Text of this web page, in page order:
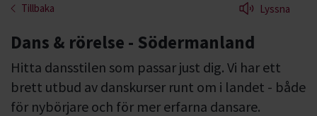
Tillbaka Lyssna
Dans & rörelse - Södermanland
Hitta dansstilen som passar just dig. Vi har ett
brett utbud av danskurser runt om i landet - både
för nybörjare och för mer erfarna dansare.